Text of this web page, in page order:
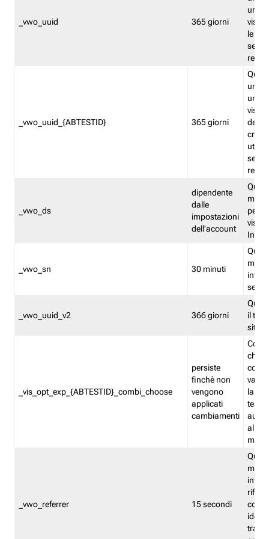
_vwo_uuid 365 giorni
le
_vwo_uuid_{ABTESTID} 365 giorni
un
del
_vwo_ds
dipendente
dalle
impostazioni
dell'account
_vwo_sn 30 minuti
_vwo_uuid_v2 366 giorni
il
sito
_vis_opt_exp_{ABTESTID}_combi_choose
persiste
finchè non
vengono
applicati
cambiamenti
che
la
test.
_vwo_referrer 15 secondi